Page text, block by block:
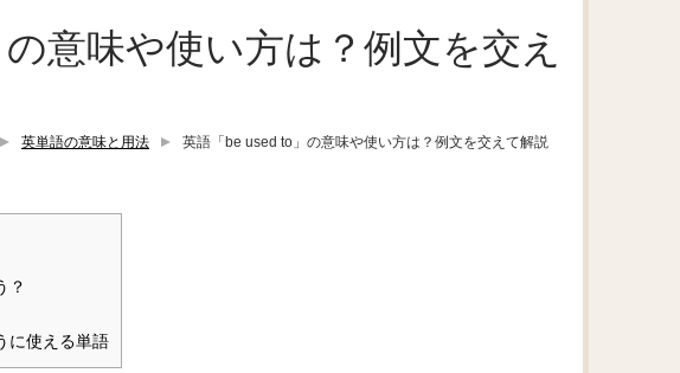
意味や使い方は？例文を交え
英単語の意味と用法 英語「be used to」の意味や使い方は？例文を交えて解説
？
に使える単語